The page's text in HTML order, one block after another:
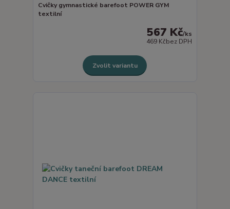
Cvičky gymnastické barefoot POWER GYM
textilní
567 Kč/ks
469 Kčbez DPH
Zvolit variantu